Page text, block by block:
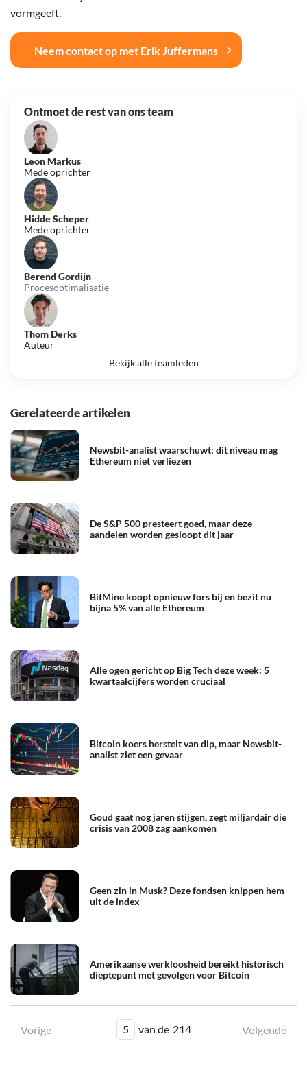
vormgeeft.
Neem contact op met Erik Juffermans
Ontmoet de rest van ons team
Leon Markus
Mede oprichter
Hidde Scheper
Mede oprichter
Berend Gordijn
Procesoptimalisatie
Thom Derks
Auteur
Bekijk alle teamleden
Gerelateerde artikelen
Newsbit-analist waarschuwt: dit niveau mag
Ethereum niet verliezen
De S&P 500 presteert goed, maar deze
aandelen worden gesloopt dit jaar
BitMine koopt opnieuw fors bij en bezit nu
bijna 5% van alle Ethereum
Alle ogen gericht op Big Tech deze week: 5
kwartaalcijfers worden cruciaal
Bitcoin koers herstelt van dip, maar Newsbit-
analist ziet een gevaar
Goud gaat nog jaren stijgen, zegt miljardair die
crisis van 2008 zag aankomen
Geen zin in Musk? Deze fondsen knippen hem
uit de index
Amerikaanse werkloosheid bereikt historisch
dieptepunt met gevolgen voor Bitcoin
Vorige 5 van de 214 Volgende